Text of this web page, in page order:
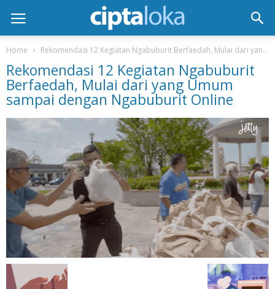
Home Rekomendasi 12 Kegiatan Ngabuburit Berfaedah, Mulai dari yang Umum sampai dengan Ngabuburit Online
Rekomendasi 12 Kegiatan Ngabuburit
Berfaedah, Mulai dari yang Umum
sampai dengan Ngabuburit Online